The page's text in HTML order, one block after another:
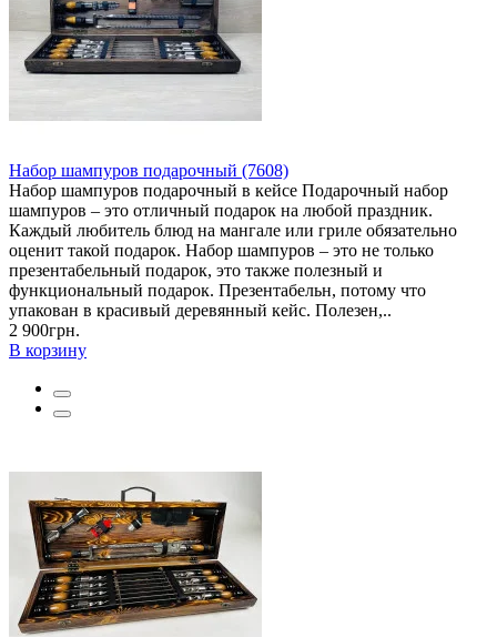
Набор шампуров подарочный (7608)
Набор шампуров подарочный в кейсе Подарочный набор
шампуров – это отличный подарок на любой праздник.
Каждый любитель блюд на мангале или гриле обязательно
оценит такой подарок. Набор шампуров – это не только
презентабельный подарок, это также полезный и
функциональный подарок. Презентабельн, потому что
упакован в красивый деревянный кейс. Полезен,..
2 900грн.
В корзину